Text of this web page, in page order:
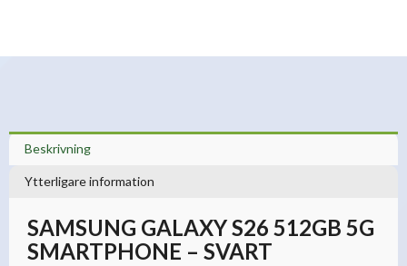
Beskrivning
Ytterligare information
SAMSUNG GALAXY S26 512GB 5G
SMARTPHONE – SVART